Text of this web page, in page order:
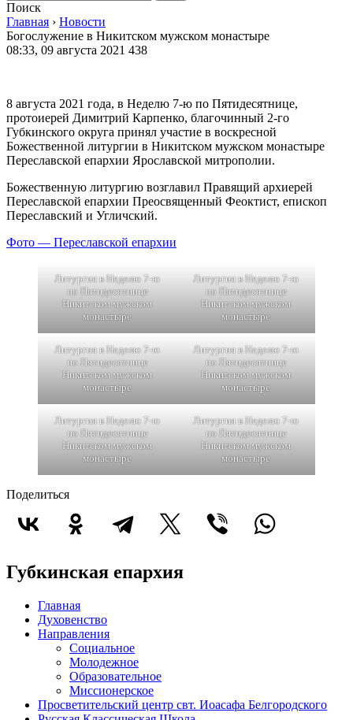
Поиск
Главная › Новости
Богослужение в Никитском мужском монастыре
08:33, 09 августа 2021 438
8 августа 2021 года, в Неделю 7-ю по Пятидесятнице,
протоиерей Димитрий Карпенко, благочинный 2-го
Губкинского округа принял участие в воскресной
Божественной литургии в Никитском мужском монастыре
Переславской епархии Ярославской митрополии.
Божественную литургию возглавил Правящий архиерей
Переславской епархии Преосвященный Феоктист, епископ
Переславский и Угличский.
Фото — Переславской епархии
Литургия в Неделю 7-ю
по Пятидесятнице
Никитском мужском
монастыре
Литургия в Неделю 7-ю
по Пятидесятнице
Никитском мужском
монастыре
Литургия в Неделю 7-ю
по Пятидесятнице
Никитском мужском
монастыре
Литургия в Неделю 7-ю
по Пятидесятнице
Никитском мужском
монастыре
Литургия в Неделю 7-ю
по Пятидесятнице
Никитском мужском
монастыре
Литургия в Неделю 7-ю
по Пятидесятнице
Никитском мужском
монастыре
Поделиться
Губкинская епархия
Главная
Духовенство
Направления
Социальное
Молодежное
Образовательное
Миссионерское
Просветительский центр свт. Иоасафа Белгородского